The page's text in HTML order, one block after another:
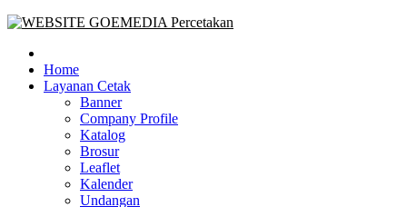
Goe Media Percetakan | 0822-4439-5599 (Call/WA)
0822-4439-5599 (Call/WA) Percetakan jasa cetak banner buku yasin
invoice kartu nama label map nota spanduk stiker undangan
pernikahan murah online 24 jam
Home
Layanan Cetak
Banner
Company Profile
Katalog
Brosur
Leaflet
Kalender
Undangan